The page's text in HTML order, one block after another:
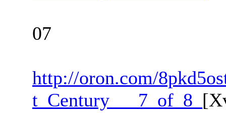
07
http://oron.com/
t_Century___7_of_8_